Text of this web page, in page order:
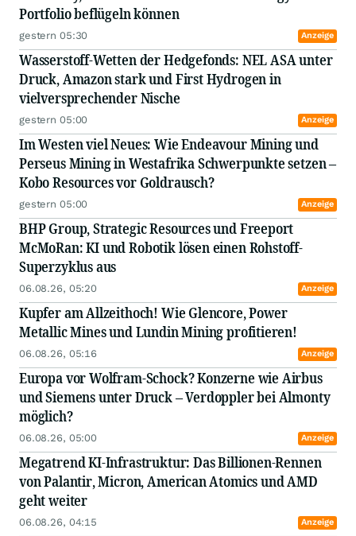
I. je Kommentar werden 3 Unternehmen
genannt,
II. mindestens 3 Themen oder Trends werden
erwähnt,
III. die Kommentare umfassen jeweils eine
Lesedauer von weniger als 3 Minuten.
Wir wünschen gute Unterhaltung und viel Erfolg
an der Börse!
Portfolio beflügeln können
gestern 05:30 Anzeige
Wasserstoff-Wetten der Hedgefonds: NEL ASA unter
Druck, Amazon stark und First Hydrogen in
vielversprechender Nische
gestern 05:00 Anzeige
Im Westen viel Neues: Wie Endeavour Mining und
Perseus Mining in Westafrika Schwerpunkte setzen –
Kobo Resources vor Goldrausch?
gestern 05:00 Anzeige
BHP Group, Strategic Resources und Freeport
McMoRan: KI und Robotik lösen einen Rohstoff-
Superzyklus aus
06.08.26, 05:20 Anzeige
Kupfer am Allzeithoch! Wie Glencore, Power
Metallic Mines und Lundin Mining profitieren!
06.08.26, 05:16 Anzeige
Europa vor Wolfram-Schock? Konzerne wie Airbus
und Siemens unter Druck – Verdoppler bei Almonty
möglich?
06.08.26, 05:00 Anzeige
Megatrend KI-Infrastruktur: Das Billionen-Rennen
von Palantir, Micron, American Atomics und AMD
geht weiter
06.08.26, 04:15 Anzeige